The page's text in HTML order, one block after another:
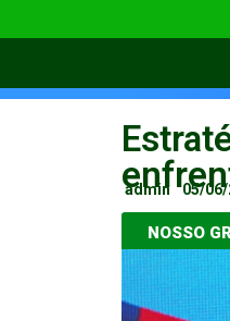
admin 05/
NOSSO